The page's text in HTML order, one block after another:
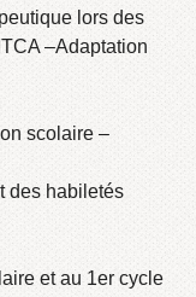
lors des
–Adaptation
scolaire –
des habiletés
et au 1er cycle